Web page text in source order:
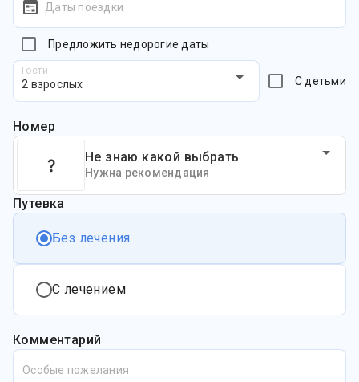
Даты поездки
Предложить недорогие даты
Гости
2 взрослых С детьми
Номер
Не знаю какой выбрать
Нужна рекомендация
Путевка
Без лечения
С лечением
Комментарий
Особые пожелания